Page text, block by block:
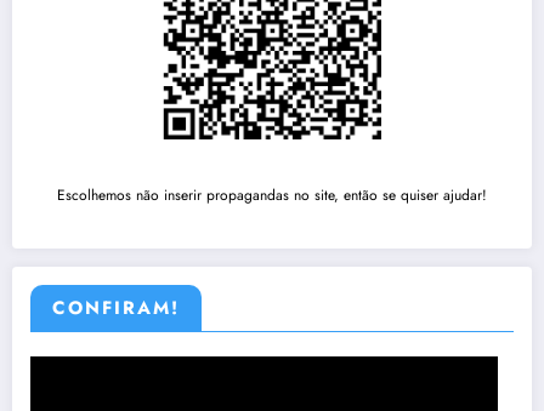
Escolhemos não inserir propagandas no site, então se quiser ajudar!
CONFIRAM!